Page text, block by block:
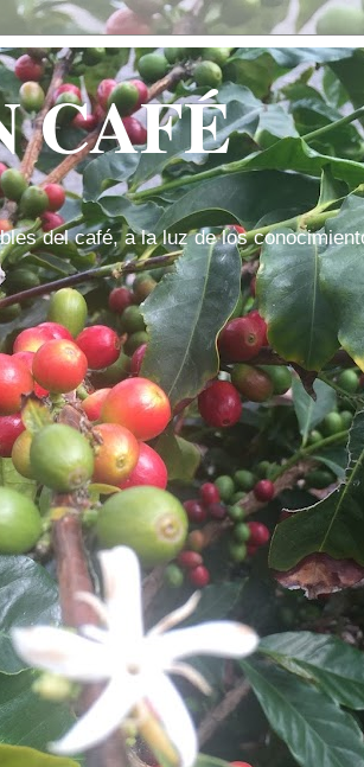
CAFÉ
del café, a la luz de los